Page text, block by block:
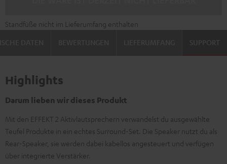
Standfüße nicht im Lieferumfang enthalten
SUPPORT
Highlights
Darum lieben wir dieses Produkt
Mit den EFFEKT 2 Aktivlautsprechern verwandelst du ausgewählte
Teufel Produkte in ein echtes Surround-Set. Die Speaker nutzt du als
Rear-Speaker, sie werden dabei kabellos angesteuert und verfügen
über integrierte Verstärker.